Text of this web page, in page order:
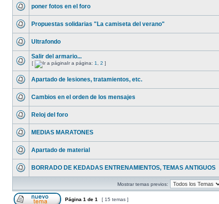
poner fotos en el foro
Propuestas solidarias "La camiseta del verano"
Ultrafondo
Salir del armario...
[ Ir a página: 1 2 ]
Apartado de lesiones, tratamientos, etc.
Cambios en el orden de los mensajes
Reloj del foro
MEDIAS MARATONES
Apartado de material
BORRADO DE KEDADAS ENTRENAMIENTOS, TEMAS ANTIGUOS
Mostrar temas previos:
Página 1 de 1 [ 15 temas ]